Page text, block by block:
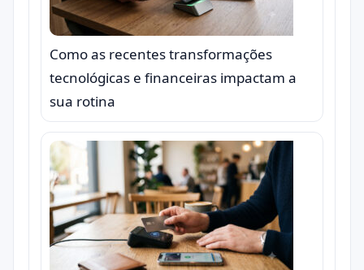
Como as recentes transformações
tecnológicas e financeiras impactam a
sua rotina